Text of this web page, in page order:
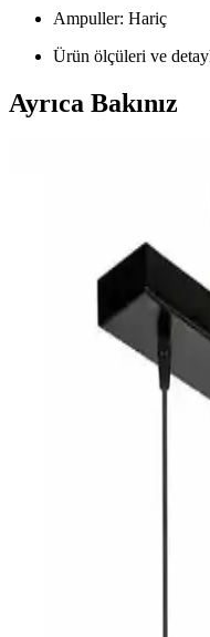
Ampuller: Hariç
Ürün ölçüleri ve
Ayrıca Bakınız
Mutfak Adası
Avize Seçiminin
Mutfak adası
uyumu, tasarım ve ışık
altın detaylar ve stil uyumu
Mutfak Adası İçin
Fonksiyonellik
Mutfak adası avizesi
uygunluk ve bütçe dengesi
konforlu ve görsel açıdan
Düşük Tavanlı